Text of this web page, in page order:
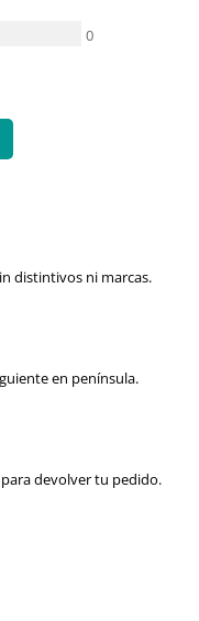
0
distintivos ni marcas.
en península.
devolver tu pedido.